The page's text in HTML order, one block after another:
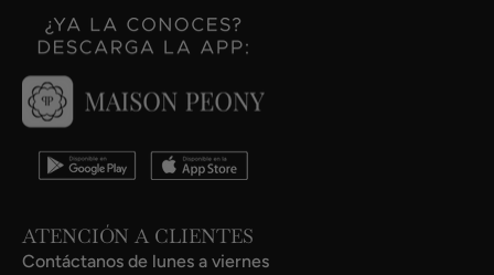
ATENCIÓN A CLIENTES
Contáctanos de lunes a viernes